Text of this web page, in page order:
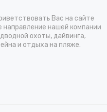
Вас на сайте
нашей компании
охоты, дайвинга,
и отдыха на пляже.